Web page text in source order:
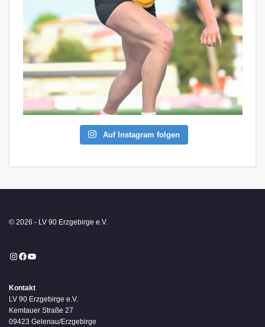
Auf Instagram folgen
© 2026 - LV 90 Erzgebirge e.V.
Instagram
Facebook
YouTube
Kontakt
LV 90 Erzgebirge e.V.
Kemtauer Straße 27
09423 Gelenau/Erzgebirge